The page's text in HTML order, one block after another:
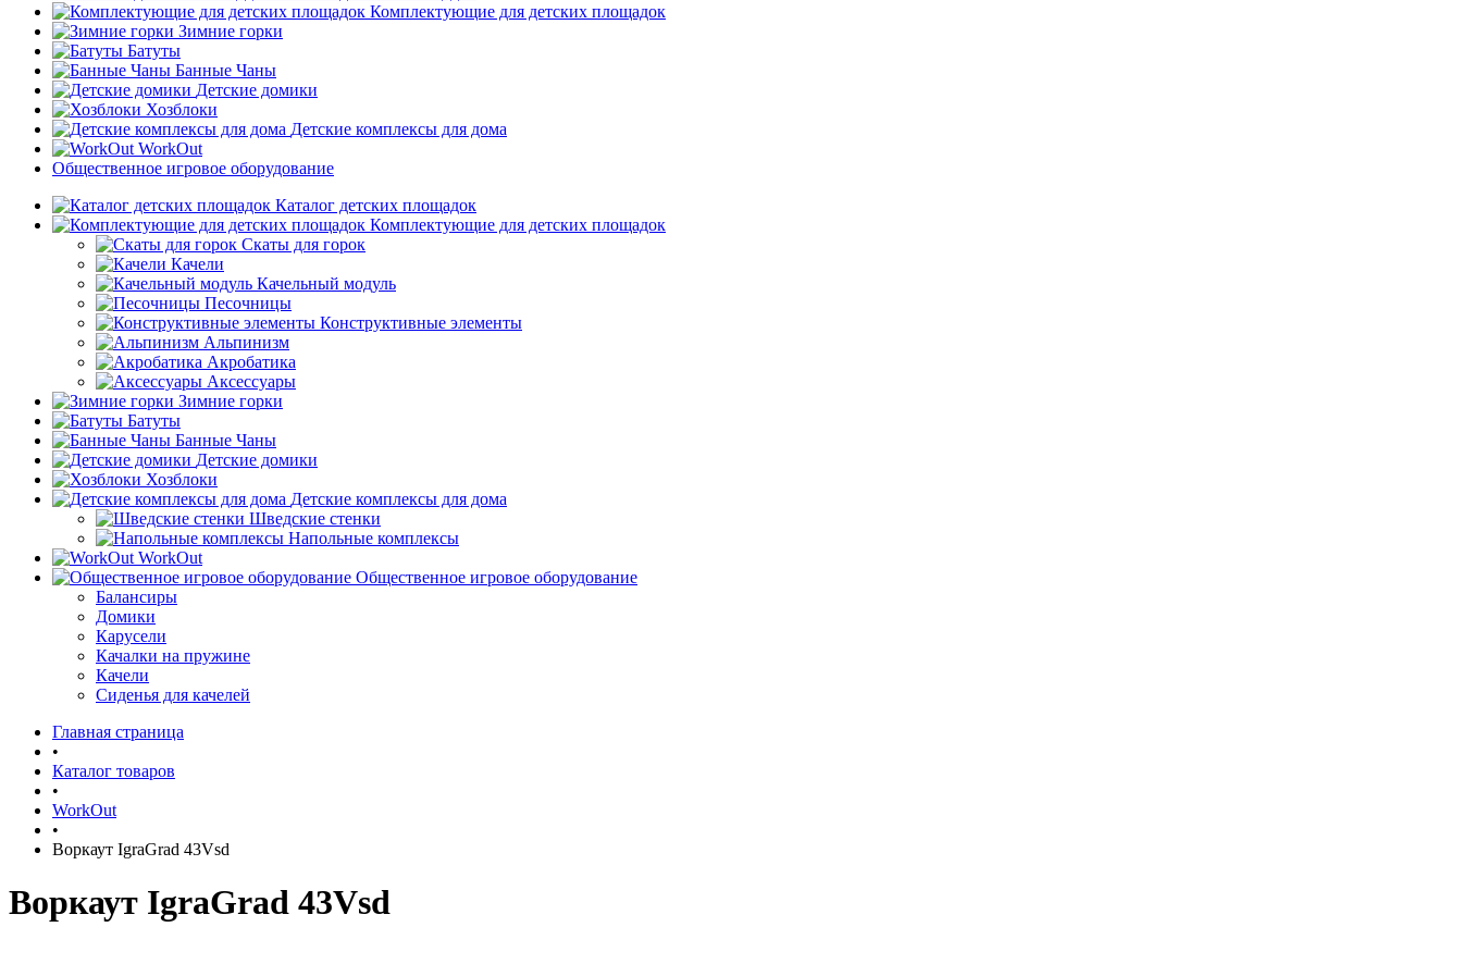
Комплектующие для детских площадок
Зимние горки
Батуты
Банные Чаны
Детские домики
Хозблоки
Детские комплексы для дома
WorkOut
Общественное игровое оборудование
Каталог детских площадок
Комплектующие для детских площадок
Скаты для горок
Качели
Качельный модуль
Песочницы
Конструктивные элементы
Альпинизм
Акробатика
Аксессуары
Зимние горки
Батуты
Банные Чаны
Детские домики
Хозблоки
Детские комплексы для дома
Шведские стенки
Напольные комплексы
WorkOut
Общественное игровое оборудование
Балансиры
Домики
Карусели
Качалки на пружине
Качели
Сиденья для качелей
Главная страница
•
Каталог товаров
•
WorkOut
•
Воркаут IgraGrad 43Vsd
Воркаут IgraGrad 43Vsd